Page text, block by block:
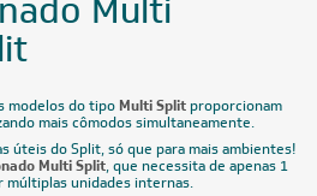
Multi
modelos do tipo Multi Splitproporcionam
mais cômodos simultaneamente.
úteis do Split, só que para mais ambientes!
Multi Split, que necessita de apenas 1
unidades internas.